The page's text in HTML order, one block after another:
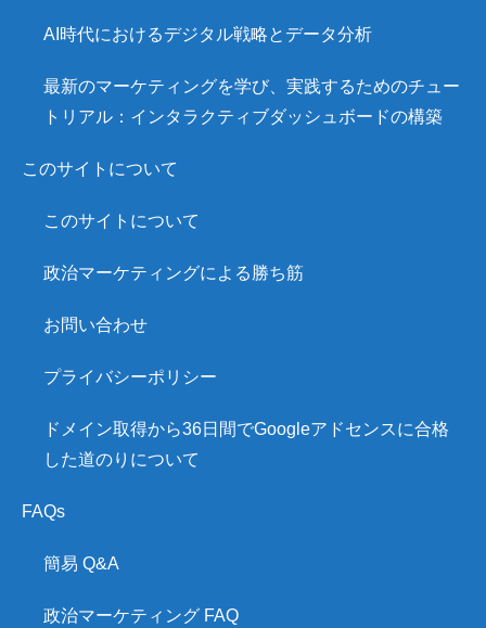
AI時代におけるデジタル戦略とデータ分析
最新のマーケティングを学び、実践するためのチュー
トリアル：インタラクティブダッシュボードの構築
このサイトについて
このサイトについて
政治マーケティングによる勝ち筋
お問い合わせ
プライバシーポリシー
ドメイン取得から36日間でGoogleアドセンスに合格
した道のりについて
FAQs
簡易 Q&A
政治マーケティング FAQ